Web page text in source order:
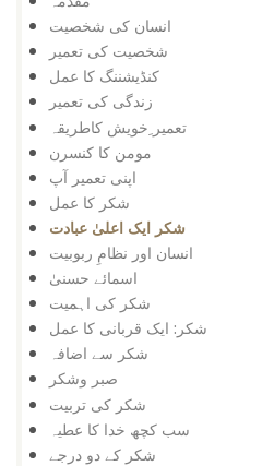
انسان کی شخصیت
شخصیت کی تعمیر
کنڈیشننگ کا عمل
زندگی کی تعمیر
تعمیر ِخویش کاطریقہ
مومن کا کنسرن
اپنی تعمیر آپ
شکر کا عمل
شکر ایک اعلیٰ عبادت
انسان اور نظامِ ربوبیت
اسمائے حسنیٰ
شکر کی اہمیت
شکر: ایک قربانی کا عمل
شکر سے اضافہ
صبر وشکر
شکر کی تربیت
سب کچھ خدا کا عطیہ
شکر کے دو درجے